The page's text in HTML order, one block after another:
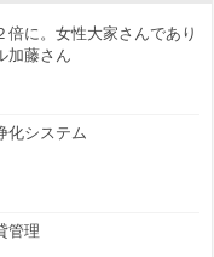
に。女性大家さんであり
加藤さん
化システム
管理